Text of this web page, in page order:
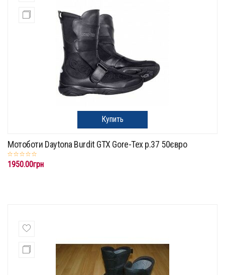
Купить
Мотоботи Daytona Burdit GTX Gore-Tex p.37 50євро
1950.00грн